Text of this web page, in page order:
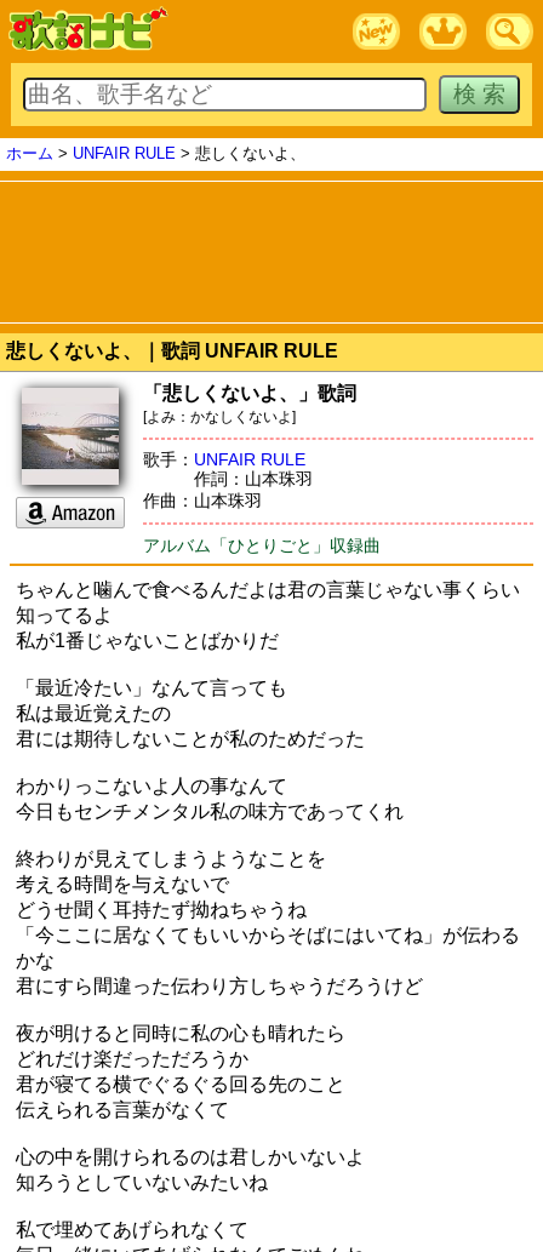
ホーム > UNFAIR RULE > 悲しくないよ、
悲しくないよ、｜歌詞 UNFAIR RULE
「悲しくないよ、」歌詞
[よみ：かなしくないよ]
歌手： UNFAIR RULE
作詞：山本珠羽
作曲：山本珠羽
アルバム「ひとりごと」収録曲
ちゃんと噛んで食べるんだよは君の言葉じゃない事くらい
知ってるよ
私が1番じゃないことばかりだ
「最近冷たい」なんて言っても
私は最近覚えたの
君には期待しないことが私のためだった
わかりっこないよ人の事なんて
今日もセンチメンタル私の味方であってくれ
終わりが見えてしまうようなことを
考える時間を与えないで
どうせ聞く耳持たず拗ねちゃうね
「今ここに居なくてもいいからそばにはいてね」が伝わる
かな
君にすら間違った伝わり方しちゃうだろうけど
夜が明けると同時に私の心も晴れたら
どれだけ楽だっただろうか
君が寝てる横でぐるぐる回る先のこと
伝えられる言葉がなくて
心の中を開けられるのは君しかいないよ
知ろうとしていないみたいね
私で埋めてあげられなくて